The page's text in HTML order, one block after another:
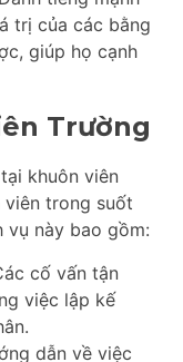
trị của các bằng
giúp họ cạnh
Trường
khuôn viên
trong suốt
vụ này bao gồm:
cố vấn tận
việc lập kế
dẫn về việc